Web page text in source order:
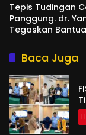
Tepis Tudingan
Panggung. dr.
Tegaskan
RakyatBaca Juga